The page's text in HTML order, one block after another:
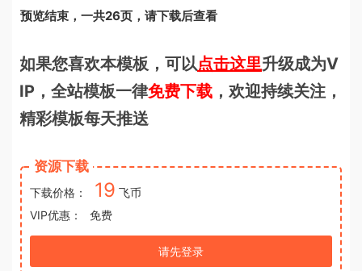
预览结束，一共26页，请下载后查看
如果您喜欢本模板，可以点击这里升级成为V
IP，全站模板一律免费下载 ，欢迎持续关注，
精彩模板每天推送
资源下载
下载价格： 19 飞币
VIP优惠：
免费
请先登录